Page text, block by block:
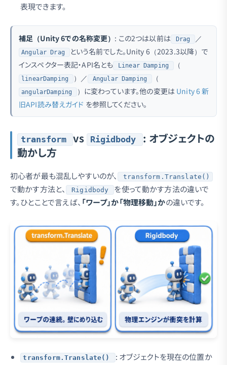
表現できます。
補足（Unity 6での名称変更） : この2つは以前は Drag ／
Angular Drag
という名前でした。Unity 6（2023.3以降）で
インスペクター表記・API名とも
Linear Damping （
linearDamping ）／ Angular Damping （
angularDamping ）に変わっています。他の変更は Unity 6 新
旧API読み替えガイド を参照してください。
transform vs Rigidbody
: オブジェクトの
動かし方
初心者が最も混乱しやすいのが、 transform.Translate()
で動かす方法と、 Rigidbody
を使って動かす方法の違いで
す。ひとことで言えば、 「ワープ」か「物理移動」かの違いです。
transform.Translate()
: オブジェクトを現在の位置か